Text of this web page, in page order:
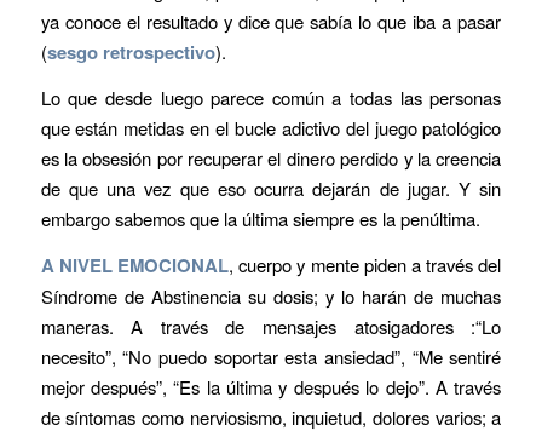
ya conoce el resultado y dice que sabía lo que iba a pasar
(sesgo retrospectivo).
Lo que desde luego parece común a todas las personas
que están metidas en el bucle adictivo del juego patológico
es la obsesión por recuperar el dinero perdido y la creencia
de que una vez que eso ocurra dejarán de jugar. Y sin
embargo sabemos que la última siempre es la penúltima.
A NIVEL EMOCIONAL, cuerpo y mente piden a través del
Síndrome de Abstinencia su dosis; y lo harán de muchas
maneras. A través de mensajes atosigadores :“Lo
necesito”, “No puedo soportar esta ansiedad”, “Me sentiré
mejor después”, “Es la última y después lo dejo”. A través
de síntomas como nerviosismo, inquietud, dolores varios; a